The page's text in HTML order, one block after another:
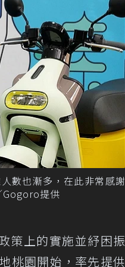
數也漸多，在此非常感謝
Gogoro提供
策上的實施並紓困振
桃園開始，率先提供